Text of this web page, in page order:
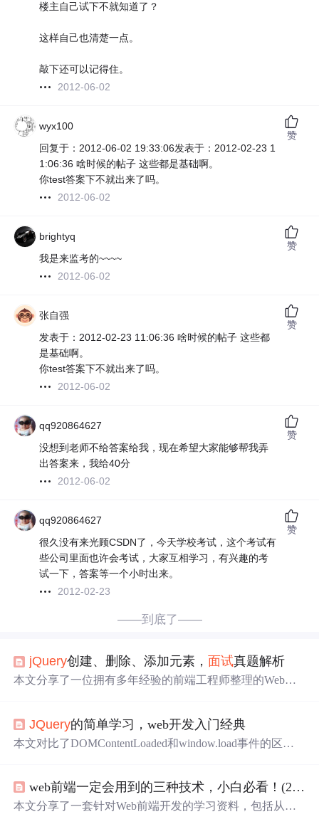
楼主自己试下不就知道了？
这样自己也清楚一点。
敲下还可以记得住。
2012-06-02
wyx100
回复于：2012-06-02 19:33:06发表于：2012-02-23 1
1:06:36 啥时候的帖子 这些都是基础啊。
你test答案下不就出来了吗。
2012-06-02
赞
brightyq
我是来监考的~~~~
2012-06-02
赞
张自强
发表于：2012-02-23 11:06:36 啥时候的帖子 这些都
是基础啊。
你test答案下不就出来了吗。
2012-06-02
赞
qq920864627
没想到老师不给答案给我，现在希望大家能够帮我弄
出答案来，我给40分
2012-06-02
赞
qq920864627
很久没有来光顾CSDN了，今天学校考试，这个考试有
些公司里面也许会考试，大家互相学习，有兴趣的考
试一下，答案等一个小时出来。
2012-02-23
赞
——到底了——
jQuery创建、删除、添加元素， 面试真题解析
本文分享了一位拥有多年经验的前端工程师整理的Web前
JQuery的简单学习，web开发入门经典
本文对比了DOMContentLoaded和window.load事件的区
技能，包括提供了一份学习资料包，强调面试 准备的价值
和对技术学习的促进作用。
web前端一定会用到的三种技术，小白必看！(2)，今日头条
本文分享了一套针对Web前端开发的学习资料，包括从零